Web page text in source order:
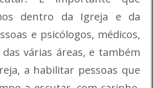
dentro da Igreja e da
e psicólogos, médicos,
várias áreas, e também
a habilitar pessoas que